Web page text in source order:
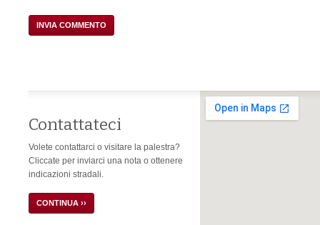
Contattateci
Volete contattarci o visitare la palestra?
Cliccate per inviarci una nota o ottenere
indicazioni stradali.
CONTINUA ››